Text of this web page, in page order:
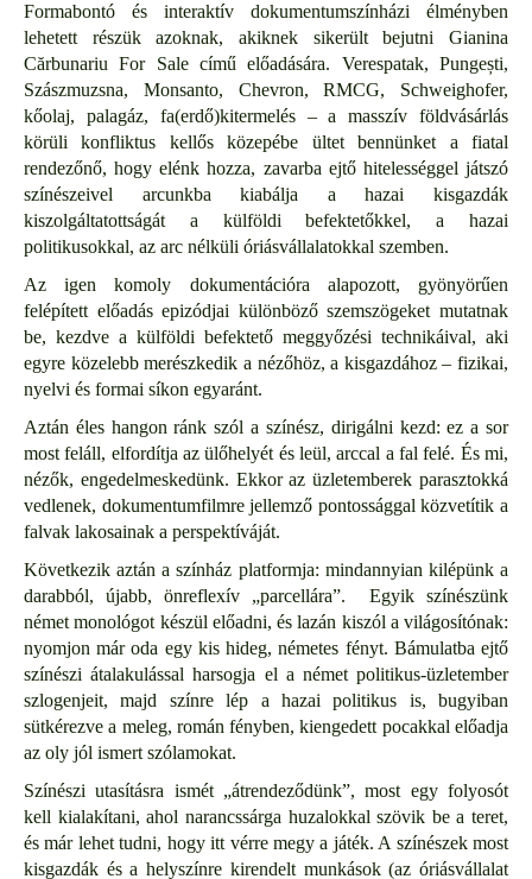
Formabontó és interaktív dokumentumszínházi élményben
lehetett részük azoknak, akiknek sikerült bejutni Gianina
Cărbunariu For Sale című előadására. Verespatak, Pungești,
Szászmuzsna, Monsanto, Chevron, RMCG, Schweighofer,
kőolaj, palagáz, fa(erdő)kitermelés – a masszív földvásárlás
körüli konfliktus kellős közepébe ültet bennünket a fiatal
rendezőnő, hogy elénk hozza, zavarba ejtő hitelességgel játszó
színészeivel arcunkba kiabálja a hazai kisgazdák
kiszolgáltatottságát a külföldi befektetőkkel, a hazai
politikusokkal, az arc nélküli óriásvállalatokkal szemben.
Az igen komoly dokumentációra alapozott, gyönyörűen
felépített előadás epizódjai különböző szemszögeket mutatnak
be, kezdve a külföldi befektető meggyőzési technikáival, aki
egyre közelebb merészkedik a nézőhöz, a kisgazdához – fizikai,
nyelvi és formai síkon egyaránt.
Aztán éles hangon ránk szól a színész, dirigálni kezd: ez a sor
most feláll, elfordítja az ülőhelyét és leül, arccal a fal felé. És mi,
nézők, engedelmeskedünk. Ekkor az üzletemberek parasztokká
vedlenek, dokumentumfilmre jellemző pontossággal közvetítik a
falvak lakosainak a perspektíváját.
Következik aztán a színház platformja: mindannyian kilépünk a
darabból, újabb, önreflexív „parcellára”. Egyik színészünk
német monológot készül előadni, és lazán kiszól a világosítónak:
nyomjon már oda egy kis hideg, németes fényt. Bámulatba ejtő
színészi átalakulással harsogja el a német politikus-üzletember
szlogenjeit, majd színre lép a hazai politikus is, bugyiban
sütkérezve a meleg, román fényben, kiengedett pocakkal előadja
az oly jól ismert szólamokat.
Színészi utasításra ismét „átrendeződünk”, most egy folyosót
kell kialakítani, ahol narancssárga huzalokkal szövik be a teret,
és már lehet tudni, hogy itt vérre megy a játék. A színészek most
kisgazdák és a helyszínre kirendelt munkások (az óriásvállalat